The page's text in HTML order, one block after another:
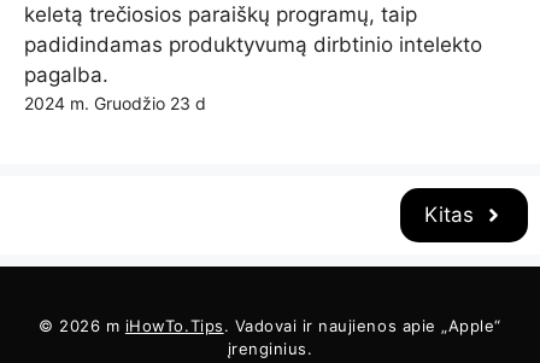
keletą trečiosios paraiškų programų, taip
padidindamas produktyvumą dirbtinio intelekto
pagalba.
2024 m. Gruodžio 23 d
Kitas
© 2026 m iHowTo.Tips. Vadovai ir naujienos apie „Apple“
įrenginius.